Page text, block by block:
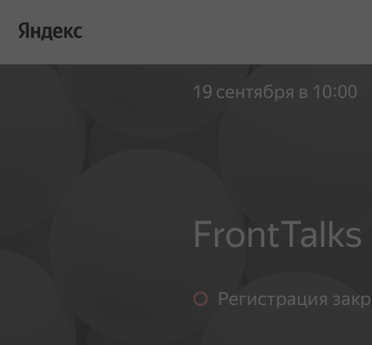
19 сентября в 10:00
FrontTalks
Регистрация